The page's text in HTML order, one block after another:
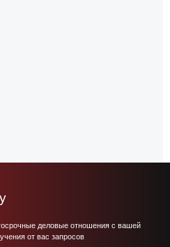
деловые отношения с вашей
от вас запросов